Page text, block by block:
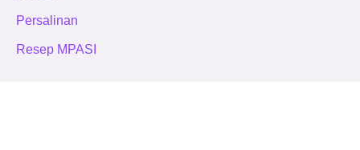
Persalinan
Resep MPASI